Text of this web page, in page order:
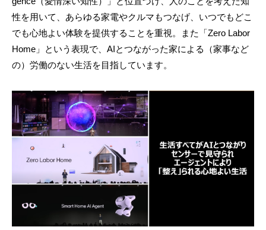
性を用いて、あらゆる家電やクルマもつなげ、いつでもどこ
でも心地よい体験を提供することを重視。また「Zero Labor
Home」という表現で、AIとつながった家による（家事など
の）労働のない生活を目指しています。